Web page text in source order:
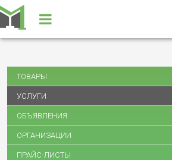
ТОВАРЫ
УСЛУГИ
ОБЪЯВЛЕНИЯ
ОРГАНИЗАЦИИ
ПРАЙС-ЛИСТЫ